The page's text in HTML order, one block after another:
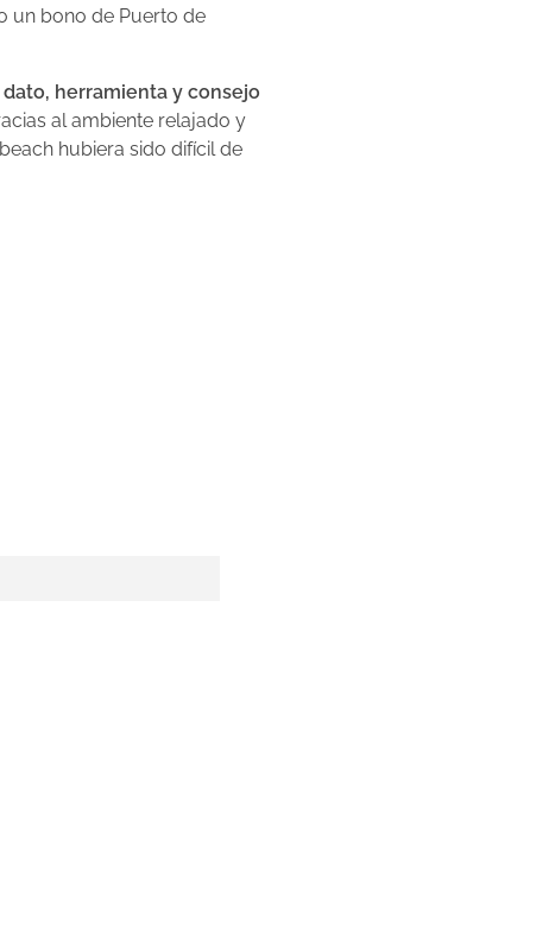
un bono de Puerto de
dato, herramienta y consejo
al ambiente relajado y
hubiera sido difícil de